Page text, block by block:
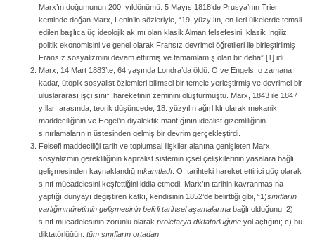
Marx’ın doğumunun 200. yıldönümü. 5 Mayıs 1818’de Prusya’nın Trier
kentinde doğan Marx, Lenin’in sözleriyle, “19. yüzyılın, en ileri ülkelerde temsil
edilen başlıca üç ideolojik akımı olan klasik Alman felsefesini, klasik İngiliz
politik ekonomisini ve genel olarak Fransız devrimci öğretileri ile birleştirilmiş
Fransız sosyalizmini devam ettirmiş ve tamamlamış olan bir deha” [1] idi.
Marx, 14 Mart 1883’te, 64 yaşında Londra’da öldü. O ve Engels, o zamana
kadar, ütopik sosyalist özlemleri bilimsel bir temele yerleştirmiş ve devrimci bir
uluslararası işçi sınıfı hareketinin zeminini oluşturmuştu. Marx, 1843 ile 1847
yılları arasında, teorik düşüncede, 18. yüzyılın ağırlıklı olarak mekanik
maddeciliğinin ve Hegel’in diyalektik mantığının idealist gizemliliğinin
sınırlamalarının üstesinden gelmiş bir devrim gerçekleştirdi.
Felsefi maddeciliği tarih ve toplumsal ilişkiler alanına genişleten Marx,
sosyalizmin gerekliliğinin kapitalist sistemin içsel çelişkilerinin yasalara bağlı
gelişmesinden kaynaklandığınıkanıtladı . O, tarihteki hareket ettirici güç olarak
sınıf mücadelesini keşfettiğini iddia etmedi. Marx’ın tarihin kavranmasına
yaptığı dünyayı değiştiren katkı, kendisinin 1852’de belirttiği gibi, “1)sınıfların
varlığınınüretimin gelişmesinin belirli tarihsel aşamalarına bağlı olduğunu; 2)
sınıf mücadelesinin zorunlu olarak proletarya diktatörlüğüne yol açtığını; c) bu
diktatörlüğün, tüm sınıfların ortadan